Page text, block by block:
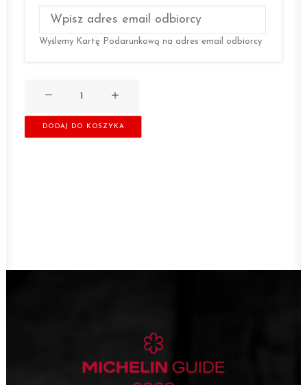
Wyślemy Kartę Podarunkową na adres email odbiorcy
podarunkowa
DODAJ DO KOSZYKA